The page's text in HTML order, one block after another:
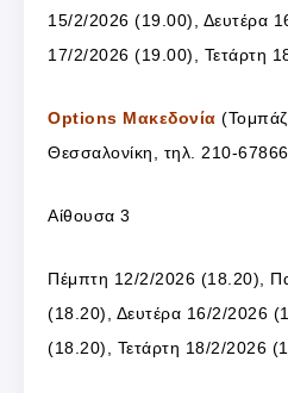
15/2/2026 (19.00), Δευτέρα
17/2/2026 (19.00), Τετάρτη
Options Μακεδονία
Θεσσαλονίκη, τηλ. 210-
Αίθουσα 3
Πέμπτη 12/2/2026 (18.20),
(18.20), Δευτέρα 16/2/2026
(18.20), Τετάρτη 18/2/2026